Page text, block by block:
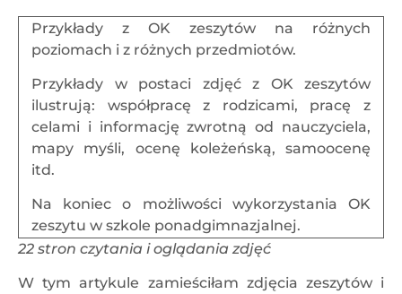
Przykłady z OK zeszytów na różnych
poziomach i z różnych przedmiotów.
Przykłady w postaci zdjęć z OK zeszytów
ilustrują: współpracę z rodzicami, pracę z
celami i informację zwrotną od nauczyciela,
mapy myśli, ocenę koleżeńską, samoocenę
itd.
Na koniec o możliwości wykorzystania OK
zeszytu w szkole ponadgimnazjalnej.
22 stron czytania i oglądania zdjęć
W tym artykule zamieściłam zdjęcia zeszytów i